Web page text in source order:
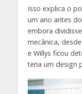
Isso explica o
um ano antes
embora
mecânica,
e Willys ficou
teria um design